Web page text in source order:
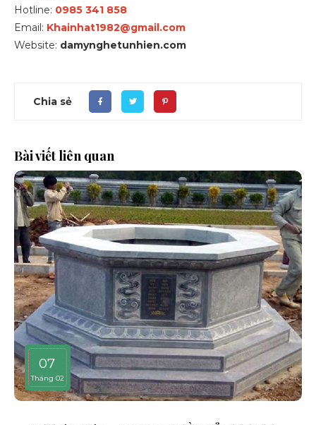
Hotline: 0985 341 858
Email: Khainhat1982@gmail.com
Website: damynghetunhien.com
Chia sẻ
Bài viết liên quan
07
Tháng 02